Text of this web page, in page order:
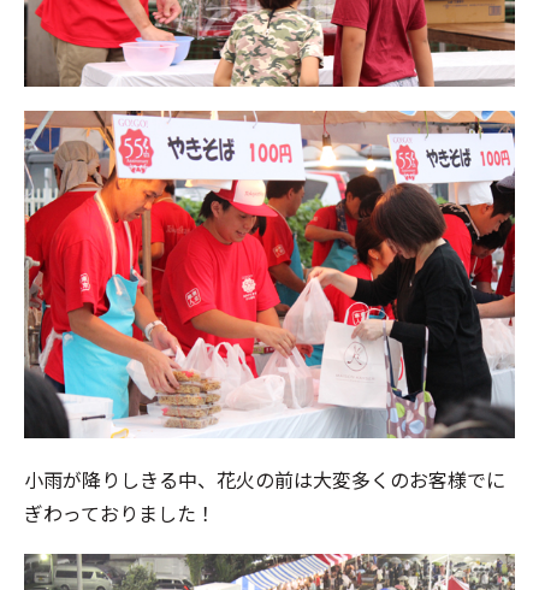
小雨が降りしきる中、花火の前は大変多くのお客様でに
ぎわっておりました！